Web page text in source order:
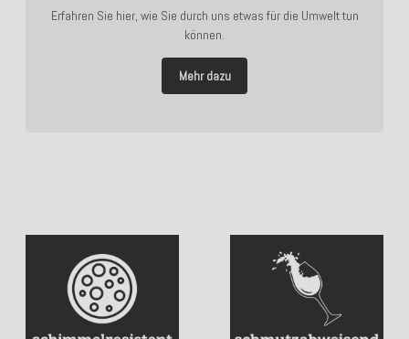
Erfahren Sie hier, wie Sie durch uns etwas für die Umwelt tun
können.
Mehr dazu